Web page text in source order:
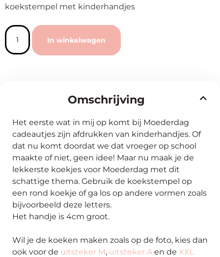
koekstempel met kinderhandjes
In winkelwagen
Omschrijving
Het eerste wat in mij op komt bij Moederdag
cadeautjes zijn afdrukken van kinderhandjes. Of
dat nu komt doordat we dat vroeger op school
maakte of niet, geen idee! Maar nu maak je de
lekkerste koekjes voor Moederdag met dit
schattige thema. Gebruik de koekstempel op
een rond koekje of ga los op andere vormen zoals
bijvoorbeeld deze letters.
Het handje is 4cm groot.
Wil je de koeken maken zoals op de foto, kies dan
ook voor de uitsteker M, uitsteker A en de XXL